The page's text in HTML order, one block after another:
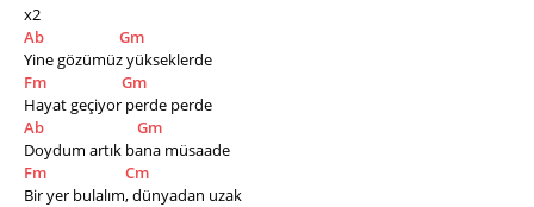
x2
Ab
Gm
Yine gözümüz yükseklerde
Fm
Gm
Hayat geçiyor perde perde
Ab
Gm
Doydum artık bana müsaade
Fm
Cm
Bir yer bulalım, dünyadan uzak